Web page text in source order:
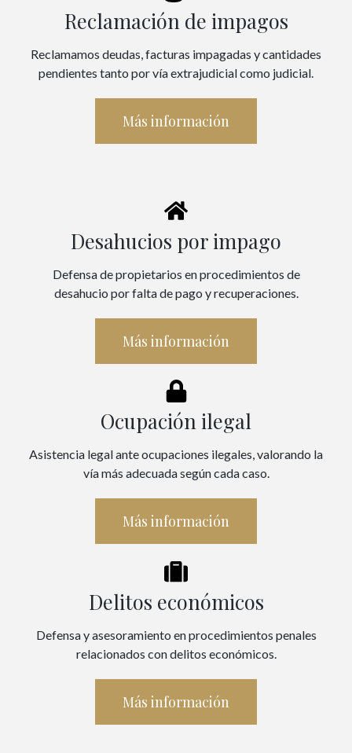
Reclamación de impagos
Reclamamos deudas, facturas impagadas y cantidades
pendientes tanto por vía extrajudicial como judicial.
Más información
Desahucios por impago
Defensa de propietarios en procedimientos de
desahucio por falta de pago y recuperaciones.
Más información
Ocupación ilegal
Asistencia legal ante ocupaciones ilegales, valorando la
vía más adecuada según cada caso.
Más información
Delitos económicos
Defensa y asesoramiento en procedimientos penales
relacionados con delitos económicos.
Más información